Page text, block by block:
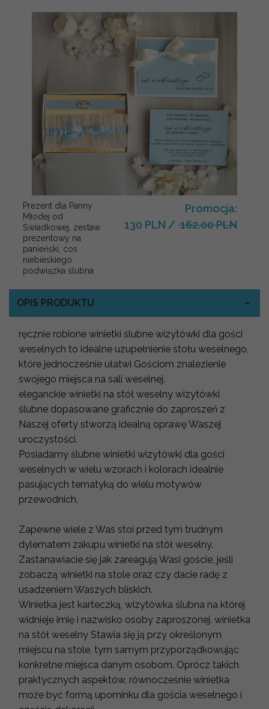
Prezent dla Panny
Młodej od
Świadkowej, zestaw
prezentowy na
panieński, cos
niebieskiego
podwiązka ślubna
Promocja:
130 PLN / 162.00 PLN
OPIS PRODUKTU
ręcznie robione winietki ślubne wizytówki dla gości
weselnych to idealne uzupełnienie stołu weselnego,
które jednocześnie ułatwi Gościom znalezienie
swojego miejsca na sali weselnej.
eleganckie winietki na stół weselny wizytówki
ślubne dopasowane graficznie do zaproszeń z
Naszej oferty stworzą idealną oprawę Waszej
uroczystości.
Posiadamy ślubne winietki wizytówki dla gości
weselnych w wielu wzorach i kolorach idealnie
pasujących tematyką do wielu motywów
przewodnich.
Zapewne wiele z Was stoi przed tym trudnym
dylematem zakupu winietki na stół weselny.
Zastanawiacie się jak zareagują Wasi goście, jeśli
zobaczą winietki na stole oraz czy dacie radę z
usadzeniem Waszych bliskich.
Winietka jest karteczką, wizytówka ślubna na której
widnieje imię i nazwisko osoby zaproszonej. winietka
na stół weselny Stawia się ją przy określonym
miejscu na stole, tym samym przyporządkowując
konkretne miejsca danym osobom. Oprócz takich
praktycznych aspektów, równocześnie winietka
może być formą upominku dla gościa weselnego i